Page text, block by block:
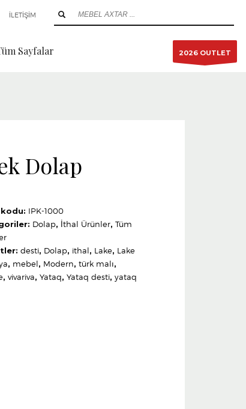
İLETİŞİM
Sayfalar 2026 OUTLET
Dolap
IPK-1000
Dolap, İthal Ürünler, Tüm
desti, Dolap, ithal, Lake, Lake
, mebel, Modern, türk malı,
, vivariva, Yataq, Yataq desti, yataq